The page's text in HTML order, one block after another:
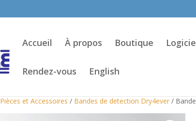
Accueil À propos Boutique
Rendez-vous English
Pièces et Accessoires / Bandes de detection Dry4ever /